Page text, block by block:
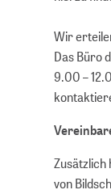
Wir
Das Büro
9.00 –
Zusätzlich
von